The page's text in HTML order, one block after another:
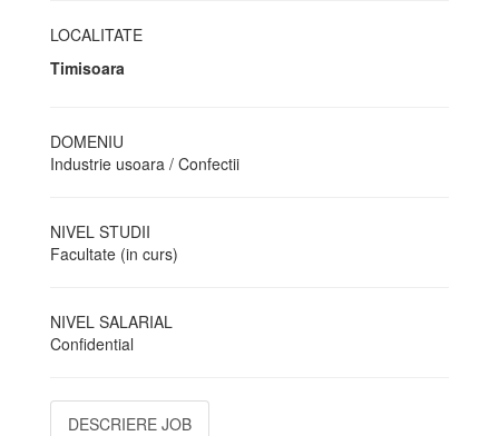
LOCALITATE
Timisoara
DOMENIU
Industrie usoara / Confectii
NIVEL STUDII
Facultate (in curs)
NIVEL SALARIAL
Confidential
DESCRIERE JOB